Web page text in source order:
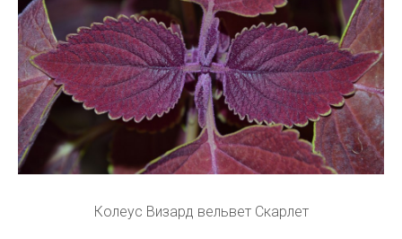
Колеус Визард вельвет Скарлет